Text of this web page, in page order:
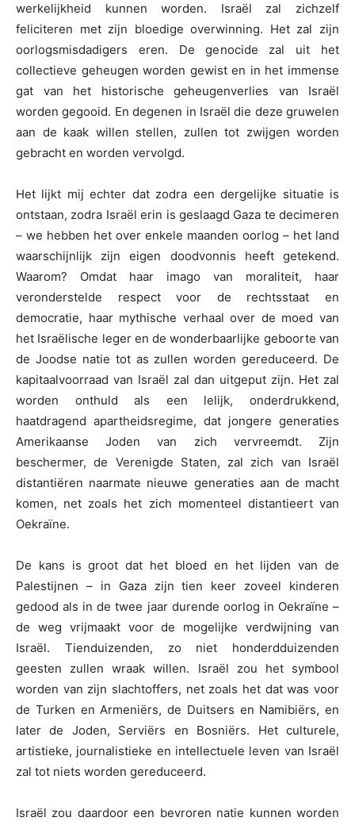
werkelijkheid kunnen worden. Israël zal zichzelf
feliciteren met zijn bloedige overwinning. Het zal zijn
oorlogsmisdadigers eren. De genocide zal uit het
collectieve geheugen worden gewist en in het immense
gat van het historische geheugenverlies van Israël
worden gegooid. En degenen in Israël die deze gruwelen
aan de kaak willen stellen, zullen tot zwijgen worden
gebracht en worden vervolgd.
Het lijkt mij echter dat zodra een dergelijke situatie is
ontstaan, zodra Israël erin is geslaagd Gaza te decimeren
– we hebben het over enkele maanden oorlog – het land
waarschijnlijk zijn eigen doodvonnis heeft getekend.
Waarom? Omdat haar imago van moraliteit, haar
veronderstelde respect voor de rechtsstaat en
democratie, haar mythische verhaal over de moed van
het Israëlische leger en de wonderbaarlijke geboorte van
de Joodse natie tot as zullen worden gereduceerd. De
kapitaalvoorraad van Israël zal dan uitgeput zijn. Het zal
worden onthuld als een lelijk, onderdrukkend,
haatdragend apartheidsregime, dat jongere generaties
Amerikaanse Joden van zich vervreemdt. Zijn
beschermer, de Verenigde Staten, zal zich van Israël
distantiëren naarmate nieuwe generaties aan de macht
komen, net zoals het zich momenteel distantieert van
Oekraïne.
De kans is groot dat het bloed en het lijden van de
Palestijnen – in Gaza zijn tien keer zoveel kinderen
gedood als in de twee jaar durende oorlog in Oekraïne –
de weg vrijmaakt voor de mogelijke verdwijning van
Israël. Tienduizenden, zo niet honderdduizenden
geesten zullen wraak willen. Israël zou het symbool
worden van zijn slachtoffers, net zoals het dat was voor
de Turken en Armeniërs, de Duitsers en Namibiërs, en
later de Joden, Serviërs en Bosniërs. Het culturele,
artistieke, journalistieke en intellectuele leven van Israël
zal tot niets worden gereduceerd.
Israël zou daardoor een bevroren natie kunnen worden